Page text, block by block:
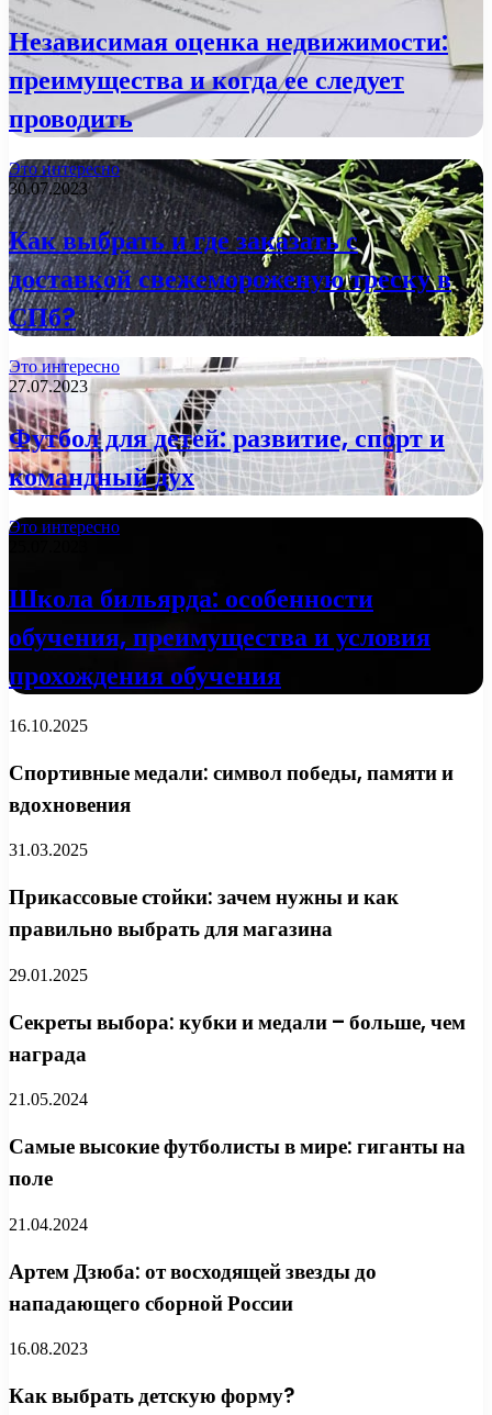
Независимая оценка недвижимости:
преимущества и когда ее следует
проводить
Это интересно
30.07.2023
Как выбрать и где заказать с
доставкой свежемороженую треску в
СПб?
Это интересно
27.07.2023
Футбол для детей: развитие, спорт и
командный дух
Это интересно
Школа бильярда: особенности
обучения, преимущества и условия
прохождения обучения
16.10.2025
Спортивные медали: символ победы, памяти и
вдохновения
31.03.2025
Прикассовые стойки: зачем нужны и как
правильно выбрать для магазина
29.01.2025
Секреты выбора: кубки и медали – больше, чем
награда
21.05.2024
Самые высокие футболисты в мире: гиганты на
поле
21.04.2024
Артем Дзюба: от восходящей звезды до
нападающего сборной России
16.08.2023
Как выбрать детскую форму?